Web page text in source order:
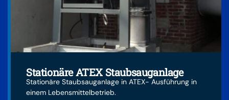
Stationäre ATEX Staubsauganlage
Stationäre Staubsauganlage in ATEX- Ausführung in
einem Lebensmittelbetrieb.